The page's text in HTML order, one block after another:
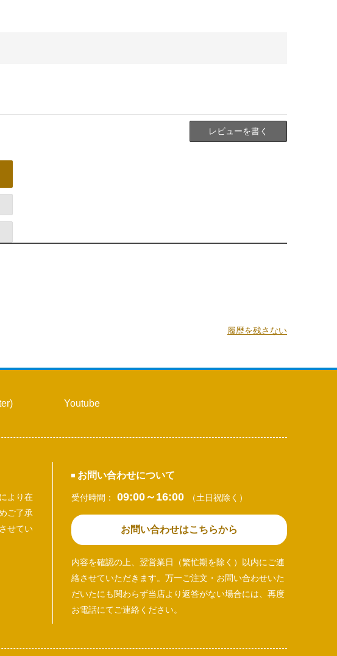
レビューを書く
履歴を残さない
Youtube
より在
ご了承
せてい
お問い合わせについて
受付時間： 09:00～16:00 （土日祝除く）
お問い合わせはこちらから
内容を確認の上、翌営業日（繁忙期を除く）以内にご連
絡させていただきます。万一ご注文・お問い合わせいた
だいたにも関わらず当店より返答がない場合には、再度
お電話にてご連絡ください。